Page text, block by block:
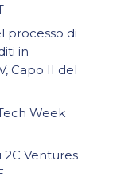
processo di
in
Capo II del
Week
2C Ventures